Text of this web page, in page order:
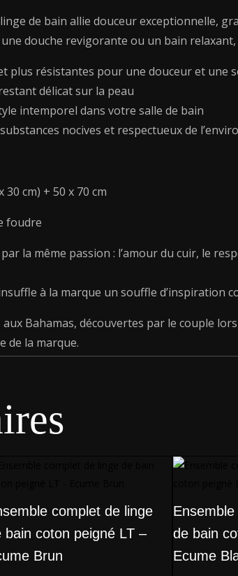
Mauve
de bain allie douceur exceptionnelle,
douche revigorante ou un bain
plus résistantes pour une douceur et une
délicat sur la peau
intemporel dans votre salle de bain
nocives et respectueux de
30 cm) + 50 x 70 cm
foudre
la même passion : l’amour du cuir, le
à la marque un souffle d’inspiration
Bahamas, découvertes par le couple
de la marque.
complet de linge
bain coton peigné LT –
Brun
de bain
Ecume